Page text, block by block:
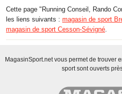
Cette page "Running Conseil, Rando
les liens suivants : magasin de sport
magasin de sport Cesson-Sévigné
MagasinSport.net vous permet de trouver
sport sont ouverts